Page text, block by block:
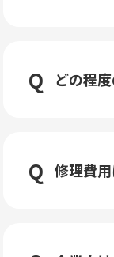
どの程
修理費